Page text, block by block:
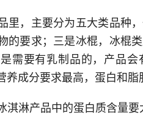
里，主要分为五大类品种
的要求；三是冰棍，冰棍
需要有乳制品的，产品
成分要求最高，蛋白和脂
淇淋产品中的蛋白质含量